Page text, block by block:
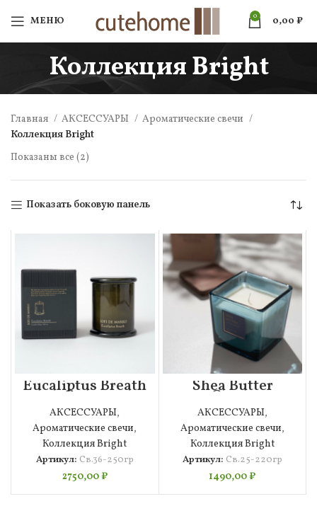
МЕНЮ 0 0,00 ₽
Коллекция Bright
Главная АКСЕССУАРЫ
Ароматические свечи
Коллекция Bright
Показаны все (2)
Показать боковую панель
Eucaliptus Breath
Свеча
Ароматическая
(250гр)
АКСЕССУАРЫ,
Ароматические свечи,
Коллекция Bright
Артикул: Св.36-250гр
2750,00₽
Shea Butter
Свеча
Ароматическая
(220гр)
АКСЕССУАРЫ,
Ароматические свечи,
Коллекция Bright
Артикул: Св.25-220гр
1490,00₽